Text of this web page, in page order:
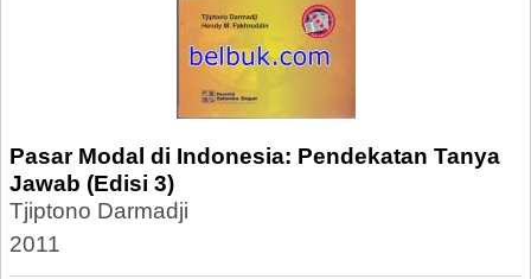
Pasar Modal di Indonesia: Pendekatan Tanya
Jawab (Edisi 3)
Tjiptono Darmadji
2011